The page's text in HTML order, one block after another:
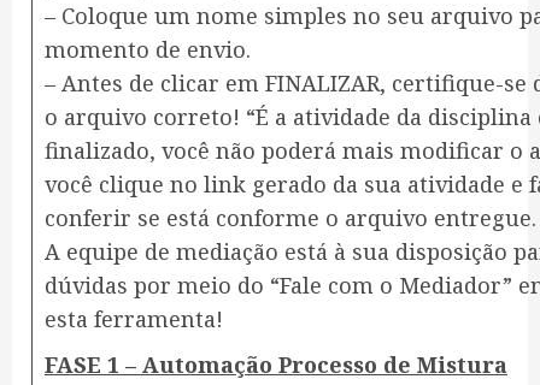
– Coloque um nome simples no seu arquivo
momento de envio.
– Antes de clicar em FINALIZAR, certifique-se
o arquivo correto! “É a atividade da disciplina
finalizado, você não poderá mais modificar o
você clique no link gerado da sua atividade e
conferir se está conforme o arquivo entregue.
A equipe de mediação está à sua disposição
dúvidas por meio do “Fale com o Mediador”
esta ferramenta!
FASE 1 – Automação Processo de Mistura